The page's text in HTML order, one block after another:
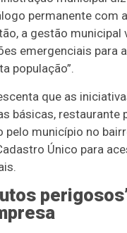
permanente com
a gestão municipal
emergenciais para
população”.
que as
básicas, restaurante
pelo município no
Único para